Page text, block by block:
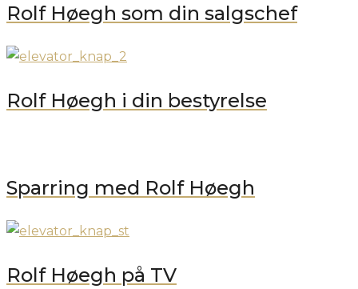
Rolf Høegh som din salgschef
Rolf Høegh i din bestyrelse
Sparring med Rolf Høegh
Rolf Høegh på TV